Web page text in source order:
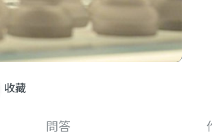
收藏
問答